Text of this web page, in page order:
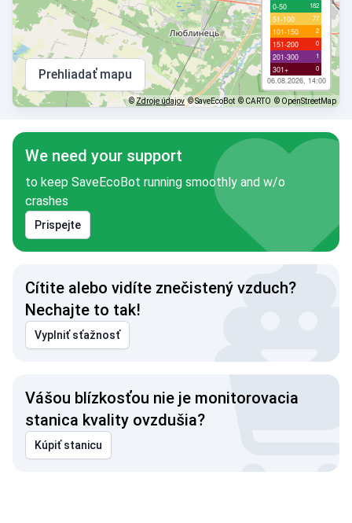
0-50 182
51-100 77
101-150 2
151-200 0
201-300 1
301+ 0
06.08.2026, 14:00
Prehliadať mapu
©Zdroje údajov © SaveEcoBot © CARTO © OpenStreetMap
We need your support
to keep SaveEcoBot running smoothly and w/o
crashes
Prispejte
Cítite alebo vidíte znečistený vzduch?
Nechajte to tak!
Vyplniť sťažnosť
Vášou blízkosťou nie je monitorovacia
stanica kvality ovzdušia?
Kúpiť stanicu